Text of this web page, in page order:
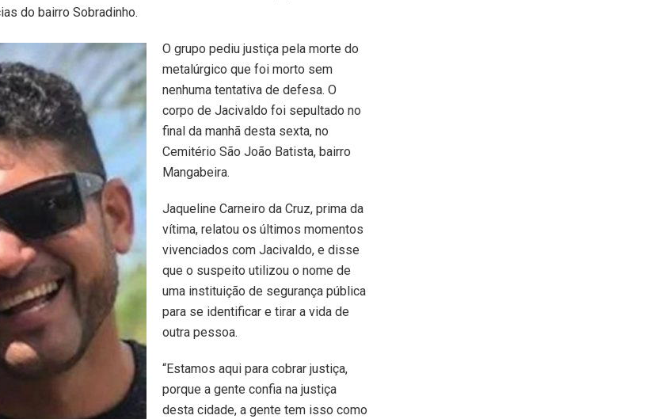
do bairro Sobradinho.
O grupo pediu justiça pela morte do
metalúrgico que foi morto sem
nenhuma tentativa de defesa. O
corpo de Jacivaldo foi sepultado no
final da manhã desta sexta, no
Cemitério São João Batista, bairro
Mangabeira.
Jaqueline Carneiro da Cruz, prima da
vítima, relatou os últimos momentos
vivenciados com Jacivaldo, e disse
que o suspeito utilizou o nome de
uma instituição de segurança pública
para se identificar e tirar a vida de
outra pessoa.
“Estamos aqui para cobrar justiça,
porque a gente confia na justiça
desta cidade, a gente tem isso como